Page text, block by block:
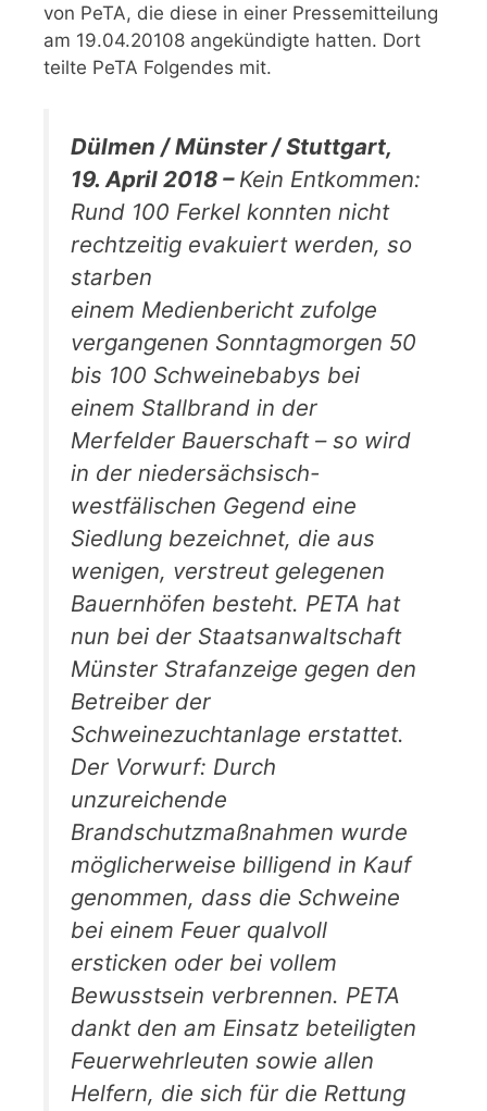
von PeTA, die diese in einer Pressemitteilung
am 19.04.20108 angekündigte hatten. Dort
teilte PeTA Folgendes mit.
Dülmen / Münster / Stuttgart,
19. April 2018 – Kein Entkommen:
Rund 100 Ferkel konnten nicht
rechtzeitig evakuiert werden, so
starben
einem Medienberichtzufolge
vergangenen Sonntagmorgen 50
bis 100 Schweinebabys bei
einem Stallbrand in der
Merfelder Bauerschaft – so wird
in der niedersächsisch-
westfälischen Gegend eine
Siedlung bezeichnet, die aus
wenigen, verstreut gelegenen
Bauernhöfen besteht. PETA hat
nun bei der Staatsanwaltschaft
Münster Strafanzeige gegen den
Betreiber der
Schweinezuchtanlage erstattet.
Der Vorwurf: Durch
unzureichende
Brandschutzmaßnahmen wurde
möglicherweise billigend in Kauf
genommen, dass die Schweine
bei einem Feuer qualvoll
ersticken oder bei vollem
Bewusstsein verbrennen. PETA
dankt den am Einsatz beteiligten
Feuerwehrleuten sowie allen
Helfern, die sich für die Rettung